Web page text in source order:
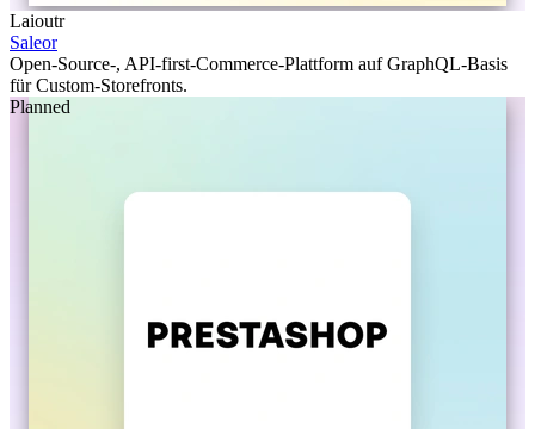
Laioutr
Saleor
Open-Source-, API-first-Commerce-Plattform auf GraphQL-Basis
für Custom-Storefronts.
Planned